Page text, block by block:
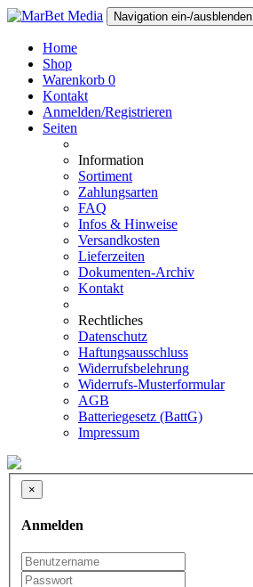
Navigation ein-/ausblenden
Home
Shop
Warenkorb 0
Kontakt
Anmelden/Registrieren
Seiten
Information
Sortiment
Zahlungsarten
FAQ
Infos & Hinweise
Versandkosten
Lieferzeiten
Dokumenten-Archiv
Kontakt
Rechtliches
Datenschutz
Haftungsausschluss
Widerrufsbelehrung
Widerrufs-Musterformular
AGB
Batteriegesetz (BattG)
Impressum
×
Anmelden